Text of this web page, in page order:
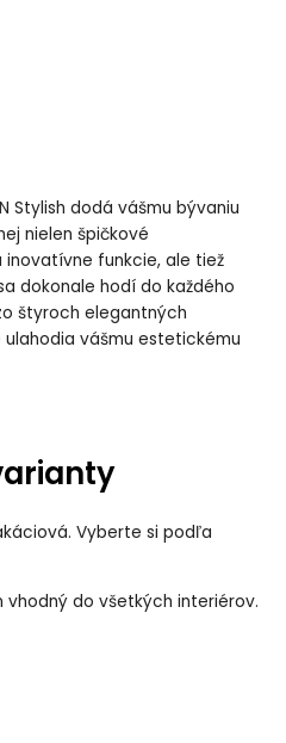
Stylish dodá vášmu bývaniu
nielen špičkové
funkcie, ale tiež
dokonale hodí do každého
štyroch elegantných
vášmu estetickému
Vyberte si podľa
vhodný do všetkých interiérov.